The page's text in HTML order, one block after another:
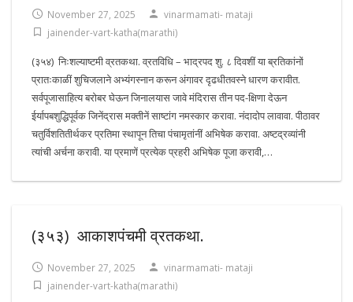
November 27, 2025
vinarmamati- mataji
jainender-vart-katha(marathi)
(३५४) निःशल्याष्टमी व्रतकथा. व्रतविधि – भाद्रपद शु. ८ दिवशीं या ब्रतिकांनों
प्रातःकाळीं शुचिजलाने अभ्यंगस्नान करून अंगावर दृढधीतवस्ने धारण करावीत.
सर्वपूजासाहित्य बरोबर घेऊन जिनालयास जावे मंदिरास तीन पद-क्षिणा देऊन
ईर्यापबशुद्धिपूर्वक जिनेंद्रास मक्तीनें साष्टांग नमस्कार करावा. नंदादोप लावावा. पीठावर
चतुर्विशतितीर्थकर प्रतिमा स्थापून तिचा पंचामृतांनीं अभिषेक करावा. अष्टद्रव्यांनी
त्यांची अर्चना करावी. या प्रमाणें प्रत्येक प्रहरी अभिषेक पूजा करावी,…
(३५३) आकाशपंचमी व्रतकथा.
November 27, 2025
vinarmamati- mataji
jainender-vart-katha(marathi)